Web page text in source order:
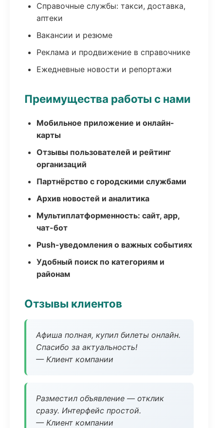
Справочные службы: такси, доставка,
аптеки
Вакансии и резюме
Реклама и продвижение в справочнике
Ежедневные новости и репортажи
Преимущества работы с нами
Мобильное приложение и онлайн-
карты
Отзывы пользователей и рейтинг
организаций
Партнёрство с городскими службами
Архив новостей и аналитика
Мультиплатформенность: сайт, app,
чат-бот
Push-уведомления о важных событиях
Удобный поиск по категориям и
районам
Отзывы клиентов
Афиша полная, купил билеты онлайн.
Спасибо за актуальность!
— Клиент компании
Разместил объявление — отклик
сразу. Интерфейс простой.
— Клиент компании